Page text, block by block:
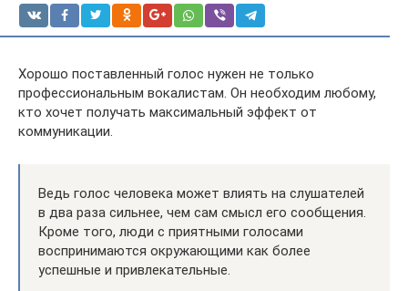
Хорошо поставленный голос нужен не только
профессиональным вокалистам. Он необходим любому,
кто хочет получать максимальный эффект от
коммуникации.
Ведь голос человека может влиять на слушателей
в два раза сильнее, чем сам смысл его сообщения.
Кроме того, люди с приятными голосами
воспринимаются окружающими как более
успешные и привлекательные.